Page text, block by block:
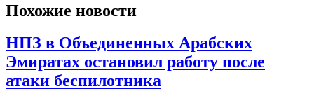
Похожие новости
НПЗ в Объединенных Арабских
Эмиратах остановил работу после
атаки беспилотника